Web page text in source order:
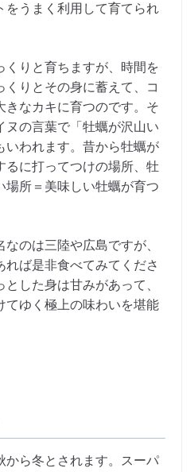
をうまく利用して育てられ
くりと育ちますが、時間を
りとその身に蓄えて、コ
きなカキに育つのです。そ
ヌの言葉で「牡蠣が沢山い
いわれます。昔から牡蠣が
るに打ってつけの場所、牡
場所＝美味しい牡蠣が育つ
のは三陸や広島ですが、
ば是非食べてみてくださ
した身は甘みがあって、
てゆく極上の味わいを堪能
から冬とされます。スーパ